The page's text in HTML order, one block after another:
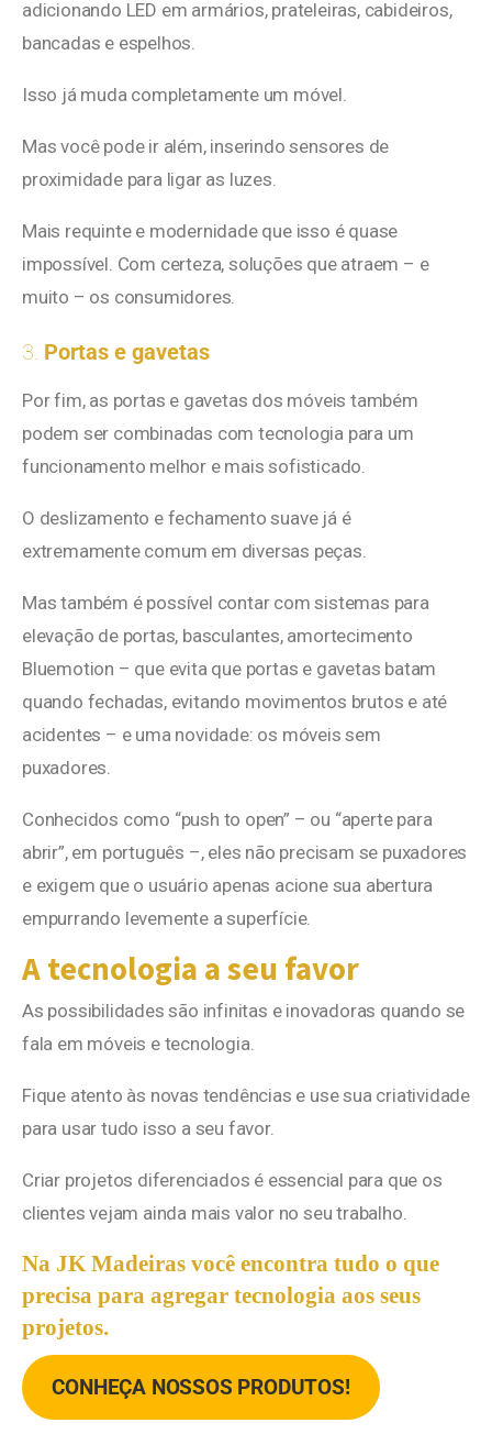
adicionando LED em armários, prateleiras, cabideiros,
bancadas e espelhos.
Isso já muda completamente um móvel.
Mas você pode ir além, inserindo sensores de
proximidade para ligar as luzes.
Mais requinte e modernidade que isso é quase
impossível. Com certeza, soluções que atraem – e
muito – os consumidores.
3. Portas e gavetas
Por fim, as portas e gavetas dos móveis também
podem ser combinadas com tecnologia para um
funcionamento melhor e mais sofisticado.
O deslizamento e fechamento suave já é
extremamente comum em diversas peças.
Mas também é possível contar com sistemas para
elevação de portas, basculantes, amortecimento
Bluemotion – que evita que portas e gavetas batam
quando fechadas, evitando movimentos brutos e até
acidentes – e uma novidade: os móveis sem
puxadores.
Conhecidos como “push to open” – ou “aperte para
abrir”, em português –, eles não precisam se puxadores
e exigem que o usuário apenas acione sua abertura
empurrando levemente a superfície.
A tecnologia a seu favor
As possibilidades são infinitas e inovadoras quando se
fala em móveis e tecnologia.
Fique atento às novas tendências e use sua criatividade
para usar tudo isso a seu favor.
Criar projetos diferenciados é essencial para que os
clientes vejam ainda mais valor no seu trabalho.
Na JK Madeiras você encontra tudo o que
precisa para agregar tecnologia aos seus
projetos.
CONHEÇA NOSSOS PRODUTOS!